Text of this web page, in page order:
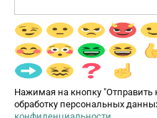
Нажимая на кнопку
обработку персональных